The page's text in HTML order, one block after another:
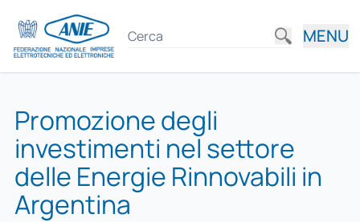
MENU
Promozione degli
investimenti nel settore
delle Energie Rinnovabili in
Argentina